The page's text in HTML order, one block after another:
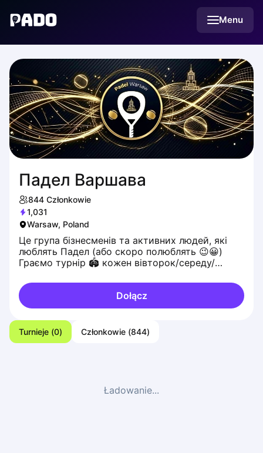
Menu
Українська
Падел Варшава
844 Członkowie
1,031
Warsaw, Poland
Це група бізнесменів та активних людей, які
люблять Падел (або скоро полюблять 😉😀)
Граємо турнір 🏟 кожен вівторок/середу/
Dołącz
Turnieje (0) Członkowie (844)
Ładowanie...